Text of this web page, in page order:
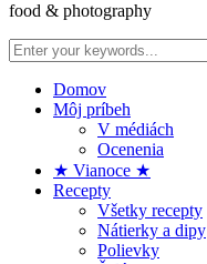
food & photography
Domov
Môj príbeh
V médiách
Ocenenia
★ Vianoce ★
Recepty
Všetky recepty
Nátierky a dipy
Polievky